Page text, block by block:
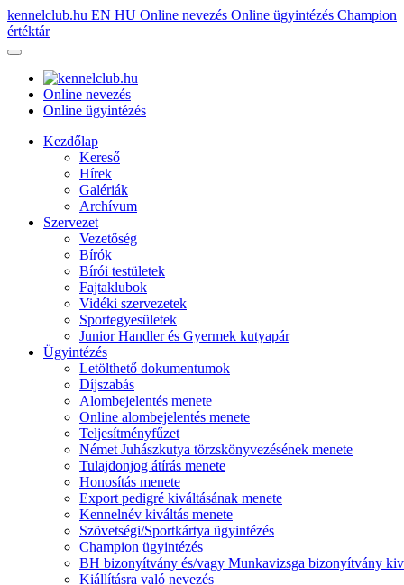
kennelclub.hu EN HU Online nevezés Online ügyintézés Champion
értéktár
Online nevezés
Online ügyintézés
Kezdőlap
Kereső
Hírek
Galériák
Archívum
Szervezet
Vezetőség
Bírók
Bírói testületek
Fajtaklubok
Vidéki szervezetek
Sportegyesületek
Junior Handler és Gyermek kutyapár
Ügyintézés
Letölthető dokumentumok
Díjszabás
Alombejelentés menete
Online alombejelentés menete
Teljesítményfűzet
Német Juhászkutya törzskönyvezésének menete
Tulajdonjog átírás menete
Honosítás menete
Export pedigré kiváltásának menete
Kennelnév kiváltás menete
Szövetségi/Sportkártya ügyintézés
Champion ügyintézés
BH bizonyítvány és/vagy Munkavizsga bizonyítvány
Kiállításra való nevezés